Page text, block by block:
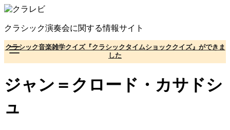
コ
テ
ン
ツ
へ
動
クラシック演奏会に関する情報サイト
クラシック音楽雑学クイズ『クラシックタイムショッククイズ』ができま
した
ジャン＝クロード・カサドシ
ュ